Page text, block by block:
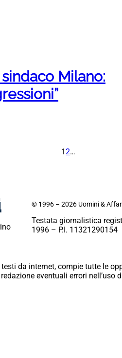
Milano:
12…
© 1996 – 2026 Uomini &
Testata giornalistica
1996 – P.I. 11321290154
da internet, compie tutte le
eventuali errori